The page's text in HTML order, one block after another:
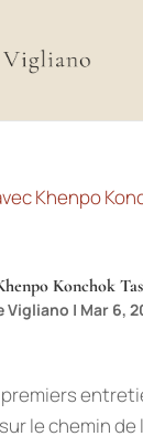
Konchok
Vigliano | Mar 6,
premiers
le chemin de